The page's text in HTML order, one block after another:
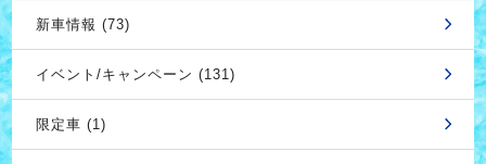
新車情報 (73)
イベント/キャンペーン (131)
限定車 (1)